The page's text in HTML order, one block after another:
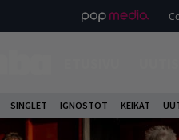
SINGLET IGNOSTOT KEIKAT